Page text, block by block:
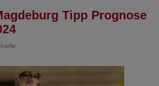
Tipp Prognose